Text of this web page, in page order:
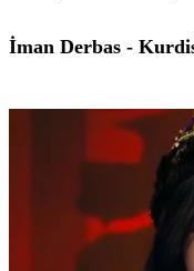
İman Derbas -